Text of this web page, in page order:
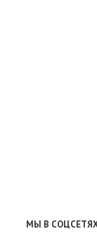
МЫ В